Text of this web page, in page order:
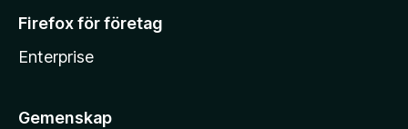
Firefox för företag
Enterprise
Gemenskap